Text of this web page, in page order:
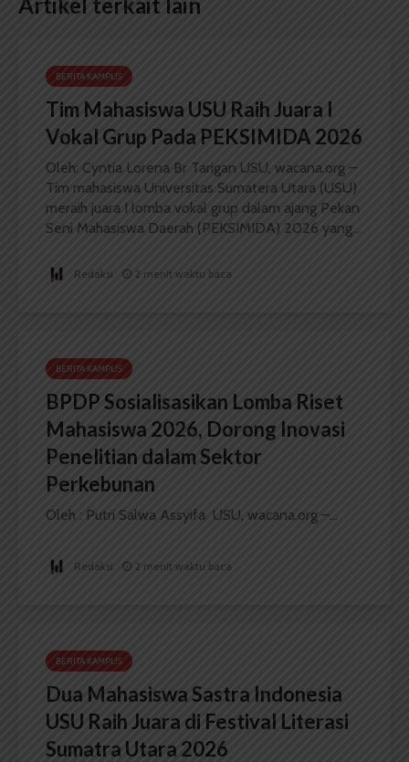
BERITA KAMPUS
Tim Mahasiswa USU Raih Juara I
Vokal Grup Pada PEKSIMIDA 2026
Oleh: Cyntia Lorena Br Tarigan USU, wacana.org –
Tim mahasiswa Universitas Sumatera Utara (USU)
meraih juara I lomba vokal grup dalam ajang Pekan
Seni Mahasiswa Daerah (PEKSIMIDA) 2026 yang...
Redaksi 2 menit waktu baca
BERITA KAMPUS
BPDP Sosialisasikan Lomba Riset
Mahasiswa 2026, Dorong Inovasi
Penelitian dalam Sektor
Perkebunan
Oleh : Putri Salwa Assyifa USU, wacana.org –...
Redaksi 2 menit waktu baca
BERITA KAMPUS
Dua Mahasiswa Sastra Indonesia
USU Raih Juara di Festival Literasi
Sumatra Utara 2026